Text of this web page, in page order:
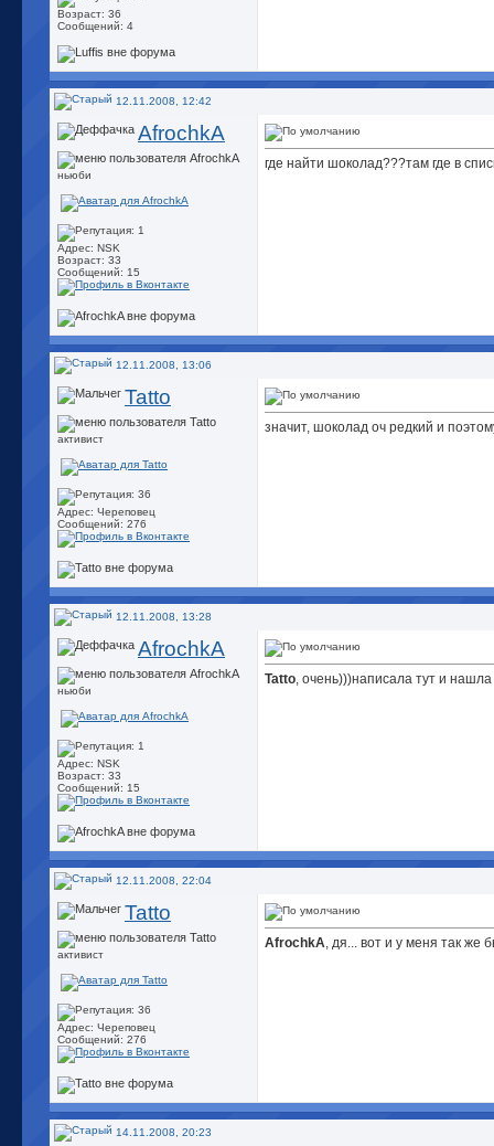
Возраст: 36
Сообщений: 4
12.11.2008, 12:42
AfrochkA
ньюби
Адрес: NSK
Возраст: 33
Сообщений: 15
где найти шоколад???там где в
12.11.2008, 13:06
Tatto
активист
Адрес: Череповец
Сообщений: 276
значит, шоколад оч редкий и
12.11.2008, 13:28
AfrochkA
ньюби
Адрес: NSK
Возраст: 33
Сообщений: 15
Tatto, очень)))написала тут и нашла
12.11.2008, 22:04
Tatto
активист
Адрес: Череповец
Сообщений: 276
AfrochkA, дя... вот и у меня так же
14.11.2008, 20:23